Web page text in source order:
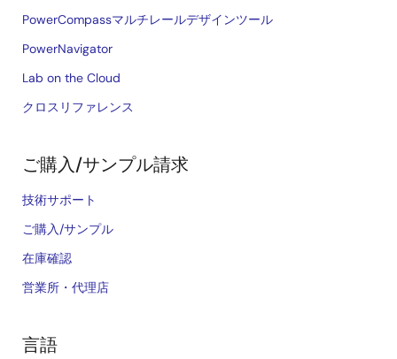
PowerCompassマルチレールデザインツール
PowerNavigator
Lab on the Cloud
クロスリファレンス
ご購入/サンプル請求
技術サポート
ご購入/サンプル
在庫確認
営業所・代理店
言語